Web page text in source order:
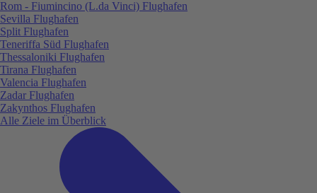
Rom - Fiumincino (L.da Vinci) Flughafen
Sevilla Flughafen
Split Flughafen
Teneriffa Süd Flughafen
Thessaloniki Flughafen
Tirana Flughafen
Valencia Flughafen
Zadar Flughafen
Zakynthos Flughafen
Alle Ziele im Überblick